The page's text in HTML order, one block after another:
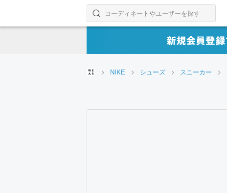
コーディネートやユーザーを探す
検索する
NIKE シューズ スニーカー